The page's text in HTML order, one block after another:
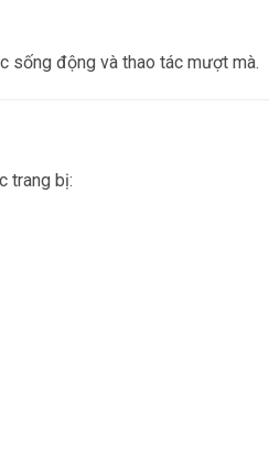
sống động và thao tác mượt mà.
trang bị: